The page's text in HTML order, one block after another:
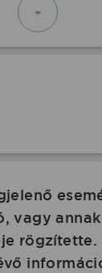
-
vagy annak
rögzítette.